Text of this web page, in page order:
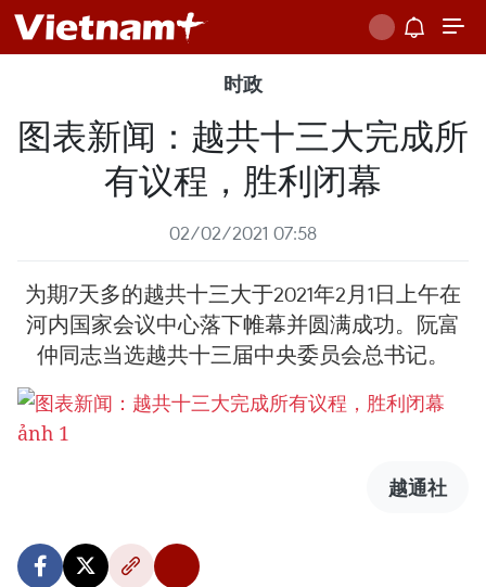
时政
图表新闻：越共十三大完成所
有议程，胜利闭幕
02/02/2021 07:58
为期7天多的越共十三大于2021年2月1日上午在
河内国家会议中心落下帷幕并圆满成功。阮富
仲同志当选越共十三届中央委员会总书记。
越通社